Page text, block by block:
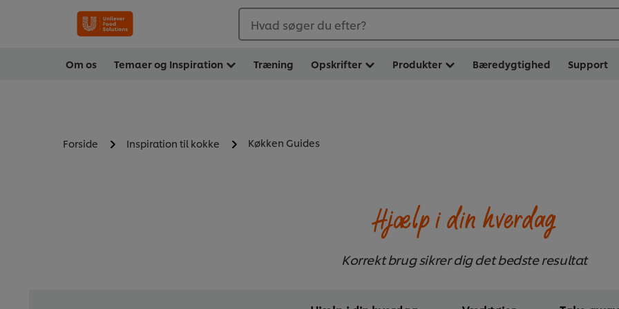
Hvad søger du efter?
Om os Temaer og Inspiration Træning Opskrifter Produkter Bæredygtighed Support
Forside Inspiration til kokke Køkken Guides
Hjælp i din hverdag
Korrekt brug sikrer dig det bedste resultat